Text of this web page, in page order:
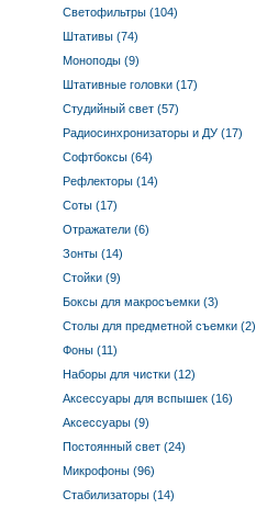
Светофильтры (104)
Штативы (74)
Моноподы (9)
Штативные головки (17)
Студийный свет (57)
Радиосинхронизаторы и ДУ (17)
Софтбоксы (64)
Рефлекторы (14)
Соты (17)
Отражатели (6)
Зонты (14)
Стойки (9)
Боксы для макросъемки (3)
Столы для предметной съемки (2)
Фоны (11)
Наборы для чистки (12)
Аксессуары для вспышек (16)
Аксессуары (9)
Постоянный свет (24)
Микрофоны (96)
Стабилизаторы (14)